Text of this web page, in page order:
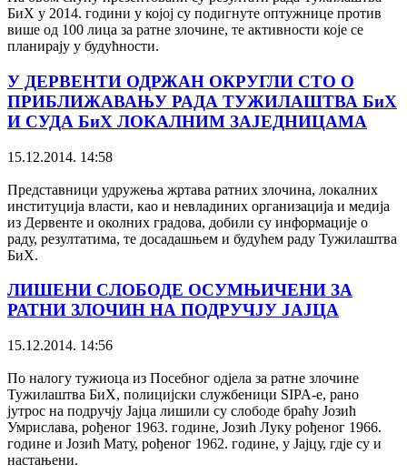
БиХ у 2014. години у којој су подигнуте оптужнице против
више од 100 лица за ратне злочине, те активности које се
планирају у будућности.
У ДЕРВЕНТИ ОДРЖАН ОКРУГЛИ СТО О
ПРИБЛИЖАВАЊУ РАДА ТУЖИЛАШТВА БиХ
И СУДА БиХ ЛОКАЛНИМ ЗАЈЕДНИЦАМА
15.12.2014. 14:58
Представници удружења жртава ратних злочина, локалних
институција власти, као и невладиних организација и медија
из Дервенте и околних градова, добили су информације о
раду, резултатима, те досадашњем и будућем раду Тужилаштва
БиХ.
ЛИШЕНИ СЛОБОДЕ ОСУМЊИЧЕНИ ЗА
РАТНИ ЗЛОЧИН НА ПОДРУЧЈУ ЈАЈЦА
15.12.2014. 14:56
По налогу тужиоца из Посебног одјела за ратне злочине
Тужилаштва БиХ, полицијски службеници SIPA-е, рано
јутрос на подручју Јајца лишили су слободе браћу Јозић
Умрислава, рођеног 1963. године, Јозић Луку рођеног 1966.
године и Јозић Мату, рођеног 1962. године, у Јајцу, гдје су и
настањени.